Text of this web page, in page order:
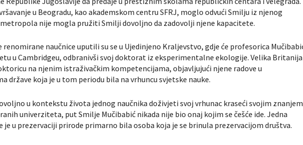
u Beogradu, kao akademskom centru SFRJ, moglo odvući Smilju iz njenog
metropola nije mogla pružiti Smilji dovoljno da zadovolji njene kapacitete.
naučnice uputili su se u Ujedinjeno Kraljevstvo, gdje će profesorica
u Cambridgeu, odbranivši svoj doktorat iz eksperimentalne ekologije. Velika Britanija
na njenim istraživačkim kompetencijama, objavljujući njene radove u
države koja je u tom periodu bila na vrhuncu svjetske nauke.
u kontekstu života jednog naučnika doživjeti svoj vrhunac kraseći svojim znanjem
univerziteta, put Smilje Mučibabić nikada nije bio onaj kojim se češće ide. Jedna
je u prezervaciji prirode primarno bila osoba koja je se brinula prezervacijom društva.